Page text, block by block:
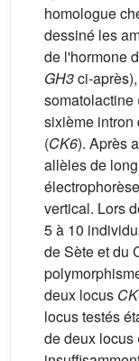
homologue
dessiné les
de l'hormone
GH3ci-
somatolactine
sixième intron
(CK6). Après
allèles de
vertical. Lors
5 à 10
de Sète et du
deux locus
locus testés
de deux locus